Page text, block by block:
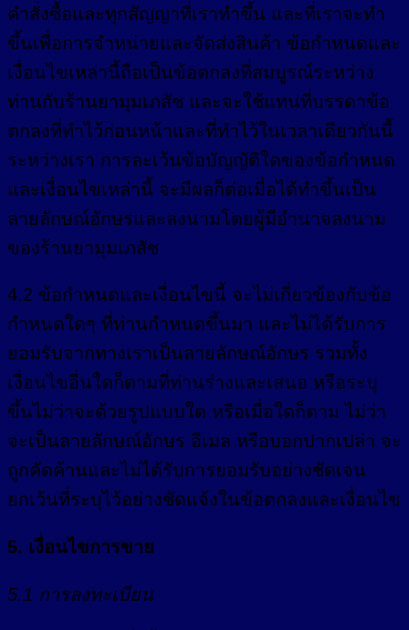
คำสั่งซื้อและทุกสัญญาที่เราทำขึ้น และที่เราจะทำ
ขึ้นเพื่อการจำหน่ายและจัดส่งสินค้า ข้อกำหนดและ
เงื่อนไขเหล่านี้ถือเป็นข้อตกลงที่สมบูรณ์ระหว่าง
ท่านกับร้านยามุมเภสัช และจะใช้แทนที่บรรดาข้อ
ตกลงที่ทำไว้ก่อนหน้าและที่ทำไว้ในเวลาเดียวกันนี้
ระหว่างเรา การละเว้นข้อบัญญัติใดของข้อกำหนด
และเงื่อนไขเหล่านี้ จะมีผลก็ต่อเมื่อได้ทำขึ้นเป็น
ลายลักษณ์อักษรและลงนามโดยผู้มีอำนาจลงนาม
ของร้านยามุมเภสัช
4.2 ข้อกำหนดและเงื่อนไขนี้ จะไม่เกี่ยวข้องกับข้อ
กำหนดใดๆ ที่ท่านกำหนดขึ้นมา และไม่ได้รับการ
ยอมรับจากทางเราเป็นลายลักษณ์อักษร รวมทั้ง
เงื่อนไขอื่นใดก็ตามที่ท่านร่างและเสนอ หรือระบุ
ขึ้นไม่ว่าจะด้วยรูปแบบใด หรือเมื่อใดก็ตาม ไม่ว่า
จะเป็นลายลักษณ์อักษร อีเมล หรือบอกปากเปล่า จะ
ถูกคัดค้านและไม่ได้รับการยอมรับอย่างชัดเจน
ยกเว้นที่ระบุไว้อย่างชัดแจ้งในข้อตกลงและเงื่อนไข
5. เงื่อนไขการขาย
5.1 การลงทะเบียน